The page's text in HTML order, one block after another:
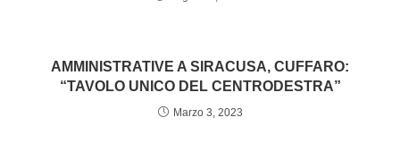
AMMINISTRATIVE A SIRACUSA, CUFFARO:
“TAVOLO UNICO DEL CENTRODESTRA”
Marzo 3, 2023